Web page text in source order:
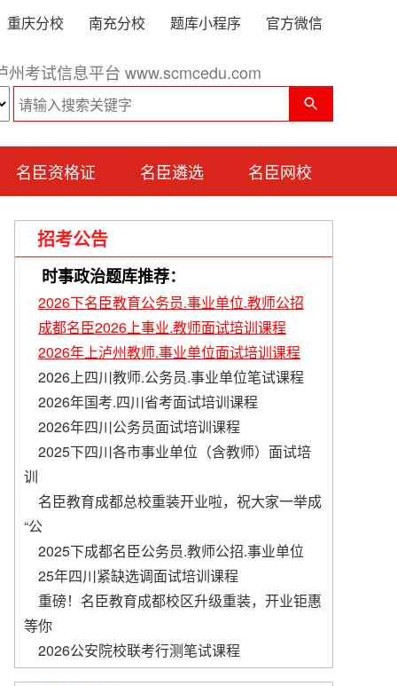
重庆分校 南充分校 题库小程序 官方微信
州考试信息平台 www.scmcedu.com
名臣资格证 名臣遴选 名臣网校
招考公告
时事政治题库推荐：
2026下名臣教育公务员.事业单位.教师公招
成都名臣2026上事业.教师面试培训课程
2026年上泸州教师.事业单位面试培训课程
2026上四川教师.公务员.事业单位笔试课程
2026年国考.四川省考面试培训课程
2026年四川公务员面试培训课程
2025下四川各市事业单位（含教师）面试培
训
名臣教育成都总校重装开业啦，祝大家一举成
“公
2025下成都名臣公务员.教师公招.事业单位
​25年四川紧缺选调面试培训课程
重磅！名臣教育成都校区升级重装，开业钜惠
等你
2026公安院校联考行测笔试课程